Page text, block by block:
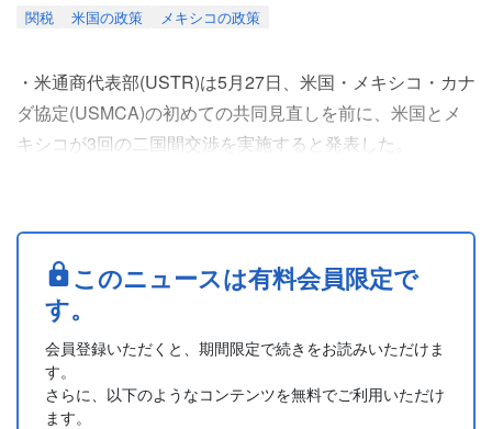
関税 米国の政策 メキシコの政策
・米通商代表部(USTR)は5月27日、米国・メキシコ・カナ
ダ協定(USMCA)の初めての共同見直しを前に、米国とメ
キシコが3回の二国間交渉を実施すると発表した。
済安全保障および主要工業製品の原産地規則をテーマに協
議をする。
・第2回は6月16～17日にワシントンD.C.で開催され、こ
れまでの議題に加え、農業分野と公平な競....
このニュースは有料会員限定で
す。
会員登録いただくと、期間限定で続きをお読みいただけま
す。
さらに、以下のようなコンテンツを無料でご利用いただけ
ます。